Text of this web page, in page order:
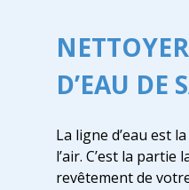
D’EAU DE
La ligne d’eau est
l’air. C’est la partie
revêtement de